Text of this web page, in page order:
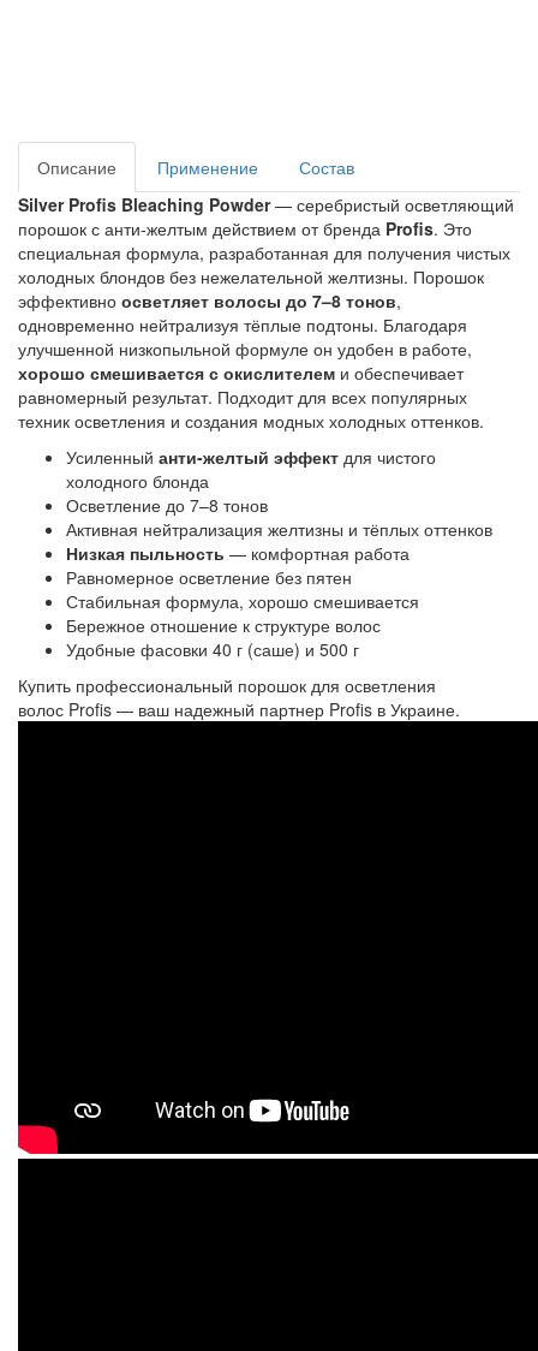
Описание Применение
Состав
Silver Profis Bleaching Powder — серебристый осветляющий
порошок с анти-желтым действием от бренда Profis. Это
специальная формула, разработанная для получения чистых
холодных блондов без нежелательной желтизны. Порошок
эффективно осветляет волосы до 7–8 тонов,
одновременно нейтрализуя тёплые подтоны. Благодаря
хорошо смешивается с окислителем и обеспечивает
равномерный результат. Подходит для всех популярных
техник осветления и создания модных холодных оттенков.
Усиленный анти-желтый эффект для чистого
холодного блонда
Осветление до 7–8 тонов
Активная нейтрализация желтизны и тёплых оттенков
Низкая пыльность — комфортная работа
Равномерное осветление без пятен
Стабильная формула, хорошо смешивается
Бережное отношение к структуре волос
Удобные фасовки 40 г (саше) и 500 г
Купить профессиональный порошок для осветления
волос Profis — ваш надежный партнер Profis в Украине.